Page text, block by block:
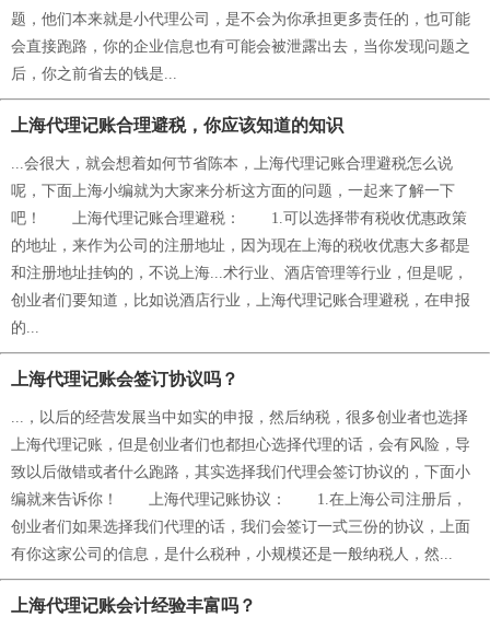
题，他们本来就是小代理公司，是不会为你承担更多责任的，也可能
会直接跑路，你的企业信息也有可能会被泄露出去，当你发现问题之
后，你之前省去的钱是...
上海代理记账合理避税，你应该知道的知识
...会很大，就会想着如何节省陈本，上海代理记账合理避税怎么说
呢，下面上海小编就为大家来分析这方面的问题，一起来了解一下
吧！ 上海代理记账合理避税： 1.可以选择带有税收优惠政策
的地址，来作为公司的注册地址，因为现在上海的税收优惠大多都是
和注册地址挂钩的，不说上海...术行业、酒店管理等行业，但是呢，
创业者们要知道，比如说酒店行业，上海代理记账合理避税，在申报
的...
上海代理记账会签订协议吗？
...，以后的经营发展当中如实的申报，然后纳税，很多创业者也选择
上海代理记账，但是创业者们也都担心选择代理的话，会有风险，导
致以后做错或者什么跑路，其实选择我们代理会签订协议的，下面小
编就来告诉你！ 上海代理记账协议： 1.在上海公司注册后，
创业者们如果选择我们代理的话，我们会签订一式三份的协议，上面
有你这家公司的信息，是什么税种，小规模还是一般纳税人，然...
上海代理记账会计经验丰富吗？